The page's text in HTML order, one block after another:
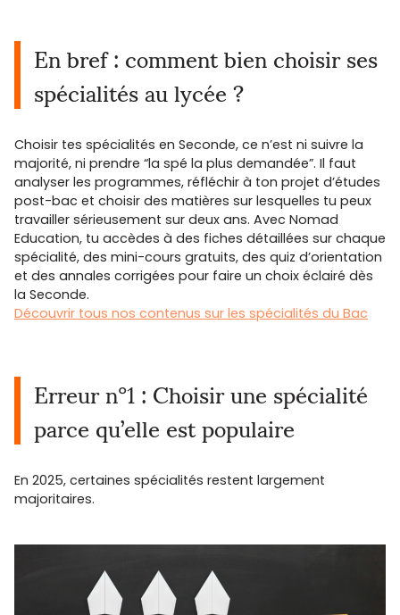
En bref : comment bien choisir ses
spécialités au lycée ?
Choisir tes spécialités en Seconde, ce n’est ni suivre la
majorité, ni prendre “la spé la plus demandée”. Il faut
analyser les programmes, réfléchir à ton projet d’études
post-bac et choisir des matières sur lesquelles tu peux
travailler sérieusement sur deux ans. Avec Nomad
Education, tu accèdes à des fiches détaillées sur chaque
spécialité, des mini-cours gratuits, des quiz d’orientation
et des annales corrigées pour faire un choix éclairé dès
la Seconde.
Découvrir tous nos contenus sur les spécialités du Bac
Erreur n°1 : Choisir une spécialité
parce qu’elle est populaire
En 2025, certaines spécialités restent largement
majoritaires.